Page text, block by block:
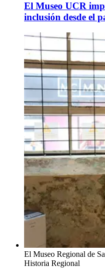
El Museo UCR
inclusión desde el
El Museo Regional de
Historia Regional